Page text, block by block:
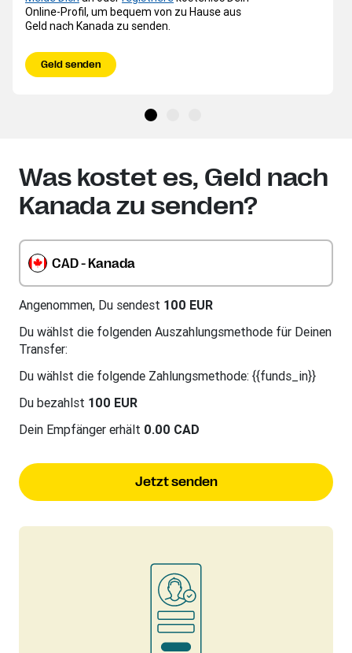
Online-Profil, um bequem von zu Hause aus
Geld nach Kanada zu senden.
Geld senden
Was kostet es, Geld nach
Kanada zu senden?
CAD - Kanada
Angenommen, Du sendest 100 EUR
Du wählst die folgenden Auszahlungsmethode für Deinen
Transfer:
Du wählst die folgende Zahlungsmethode: {{funds_in}}
Du bezahlst 100 EUR
Dein Empfänger erhält 0.00 CAD
Jetzt senden